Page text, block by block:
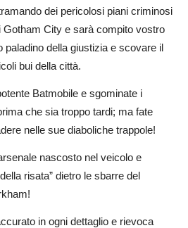
dei pericolosi piani criminosi
Gotham City e sarà compito vostro
paladino della giustizia e scovare il
bui della città.
Batmobile e sgominate i
che sia troppo tardi; ma fate
nelle sue diaboliche trappole!
nascosto nel veicolo e
risata” dietro le sbarre del
in ogni dettaglio e rievoca